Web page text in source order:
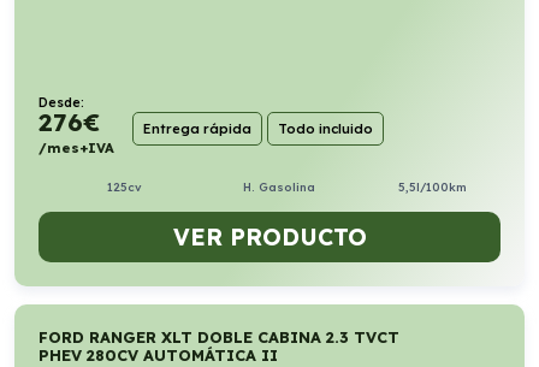
Desde:
276€
/mes+IVA
Entrega rápida Todo incluido
125cv H. Gasolina 5,5l/100km
VER PRODUCTO
FORD RANGER XLT DOBLE CABINA 2.3 TVCT
PHEV 280CV AUTOMÁTICA II